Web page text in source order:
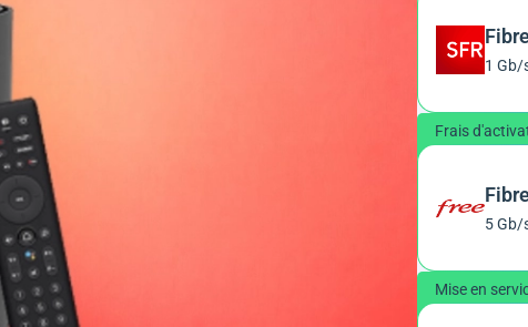
1 Gb/
Frais
5 Gb/
Mise en